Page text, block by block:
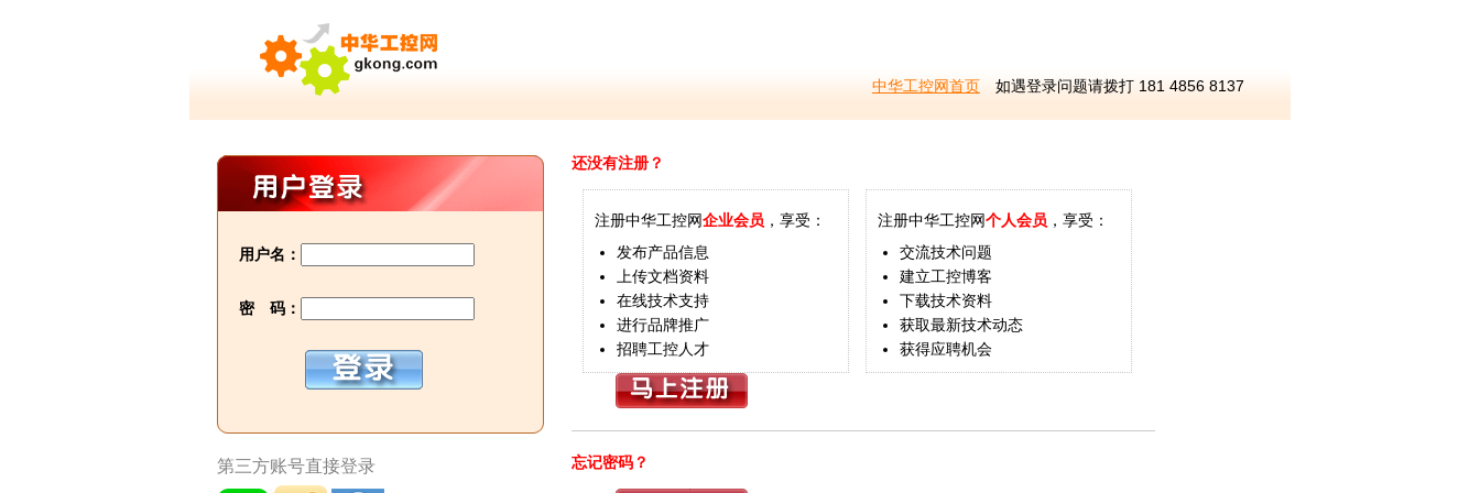
中华工控网首页 如遇登录问题请拨打 181 4856 8137
用户名：
密 码：
第三方账号直接登录
还没有注册？
注册中华工控网企业会员 ，享受：
发布产品信息
上传文档资料
在线技术支持
进行品牌推广
招聘工控人才
注册中华工控网个人会员 ，享受：
交流技术问题
建立工控博客
下载技术资料
获取最新技术动态
获得应聘机会
忘记密码？